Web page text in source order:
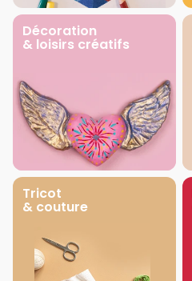
Décoration
& loisirs créatifs
Tricot
& couture